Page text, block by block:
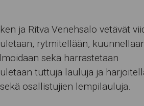
ja Ritva Venehsalo vetävät
rytmitellään,
sekä harrastetaan
tuttuja lauluja ja
osallistujien lempilauluja.